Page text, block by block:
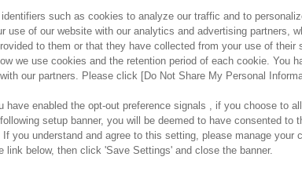
食品のご提供について カス
such as cookies to analyze our traffic and to
use of our website with our analytics and advertising partners,
to them or that they have collected from your use of
we use cookies and the retention period of each cookie. You
our partners. Please click [Do Not Share My Personal
have enabled the opt-out preference signals , if you choose to
setup banner, you will be deemed to have consented to
you understand and agree to this setting, please manage your
link below, then click 'Save Settings' and close the banner.